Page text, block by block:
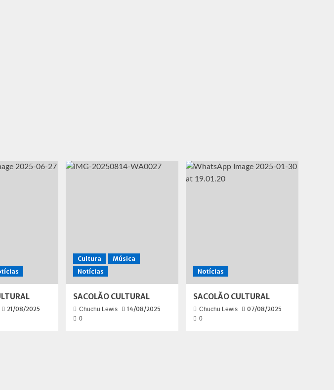
21/08/2025
Cultura
Música
Notícias
SACOLÃO CULTURAL
Chuchu Lewis 14/08/2025
0
Notícias
SACOLÃO CULTURAL
Chuchu Lewis 07/08/2025
0